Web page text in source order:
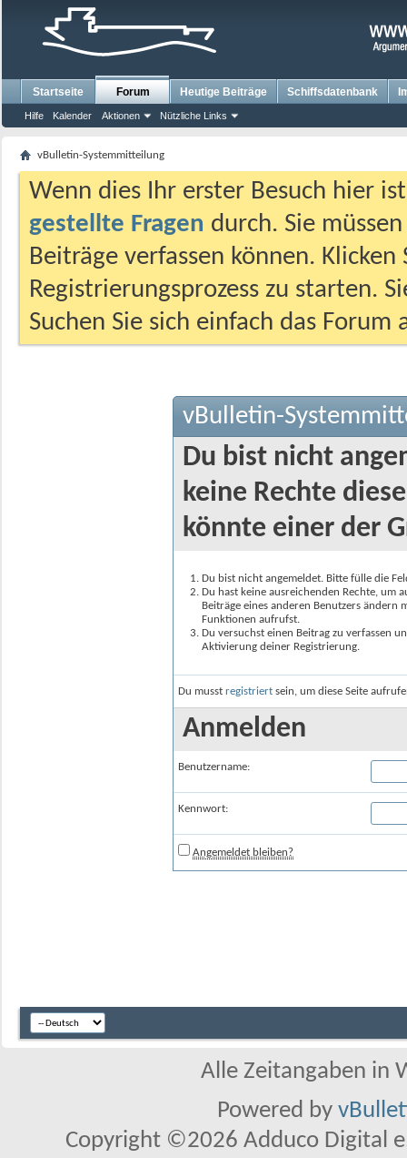
Startseite Forum
Hilfe Kalender Aktionen Nützliche Links
Heutige Beiträge Schiffsdatenbank
vBulletin-Systemmitteilung
Wenn dies Ihr erster Besuch hier
gestellte Fragen durch. Sie
Beiträge verfassen können.
Registrierungsprozess zu starten.
Suchen Sie sich einfach das
vBulletin-
Du bist nicht
keine Rechte
könnte einer der
Du bist nicht angemeldet. Bitte fülle die
Du hast keine ausreichenden Rechte, um
Beiträge eines anderen Benutzers
Funktionen aufrufst.
Du versuchst einen Beitrag zu verfassen
Aktivierung deiner Registrierung.
Du musst registriert sein, um diese Seite
Anmelden
Benutzername:
Kennwort:
Angemeldet bleiben?
Alle Zeitangaben in
Powered by
Copyright ©2026 Adduco Digital